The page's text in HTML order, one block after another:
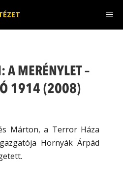
A MERÉNYLET –
1914 (2008)
Márton, a Terror Háza
Hornyák Árpád